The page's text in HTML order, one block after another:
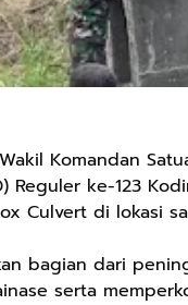
Komandan
Reguler ke-123
Culvert di lokasi
bagian dari
serta